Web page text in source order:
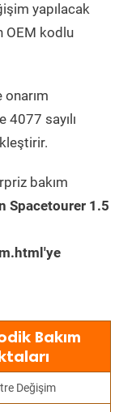
yapılacak
OEM kodlu
onarım
4077 sayılı
bakım
Spacetourer 1.5
Bakım
Değişim